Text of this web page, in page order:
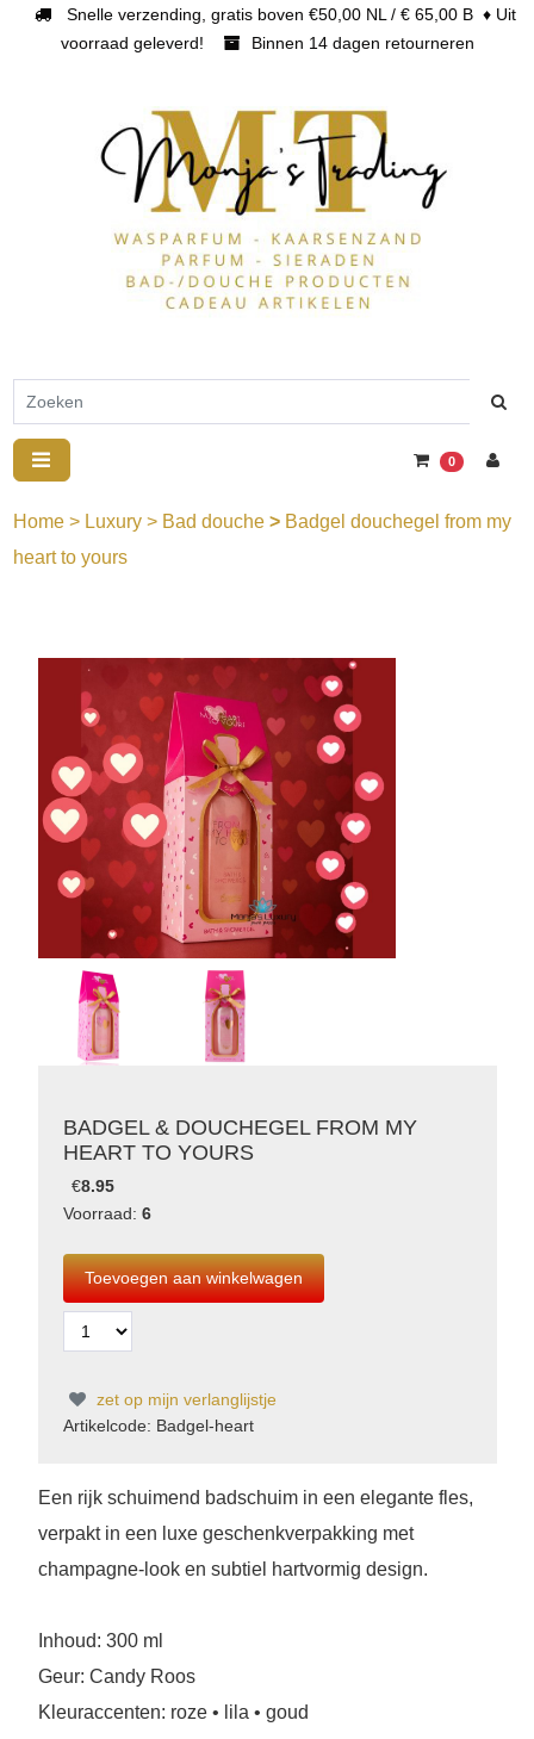
Snelle verzending, gratis boven €50,00 NL / € 65,00 B ♦ Uit
voorraad geleverd!
Binnen 14 dagen retourneren
0
Home > Luxury > Bad douche > Badgel douchegel from my
heart to yours
BADGEL & DOUCHEGEL FROM MY
HEART TO YOURS
€8.95
Voorraad: 6
zet op mijn verlanglijstje
Artikelcode: Badgel-heart
Een rijk schuimend badschuim in een elegante fles,
verpakt in een luxe geschenkverpakking met
champagne‑look en subtiel hartvormig design.
Inhoud: 300 ml
Geur: Candy Roos
Kleuraccenten: roze • lila • goud